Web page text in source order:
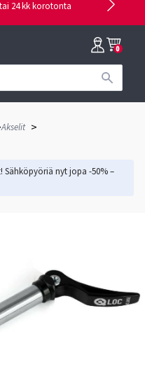
24 kk korotonta
0
Akselit >
nyt jopa -50% –